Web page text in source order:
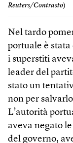
Reuters/Contrasto)
Nel tardo
portuale è
i superstiti
leader del
stato un
non per
L’autorità
aveva negato
del governo,